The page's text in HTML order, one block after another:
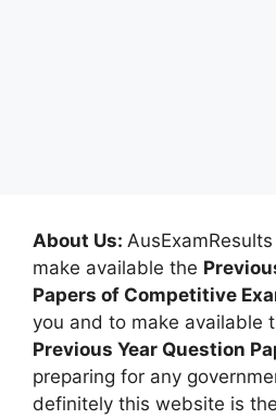
About Us:
make available the
Papers of Competitive
you and to make available
Previous Year Question
preparing for any
definitely this website is